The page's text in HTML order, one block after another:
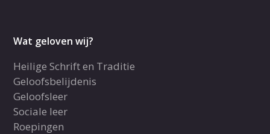
Wat geloven wij?
Heilige Schrift en Traditie
Geloofsbelijdenis
Geloofsleer
Sociale leer
Roepingen